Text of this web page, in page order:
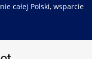
całej Polski, wsparcie